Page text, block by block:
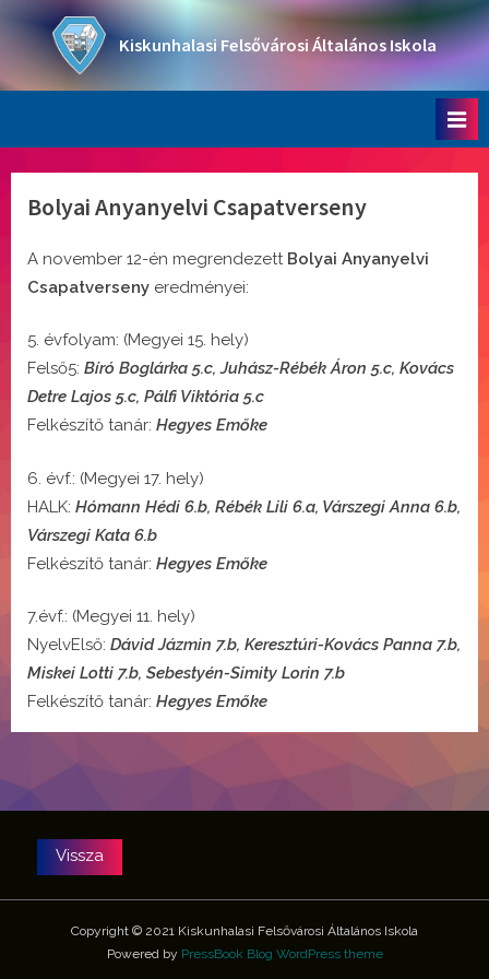
content
Kiskunhalasi Felsővárosi Általános Iskola
Bolyai Anyanyelvi Csapatverseny
A november 12-én megrendezett Bolyai Anyanyelvi
Csapatverseny eredményei:
évfolyam: (Megyei 15. hely)
Felső5: Bíró Boglárka 5.c, Juhász-Rébék Áron 5.c, Kovács
Detre Lajos 5.c, Pálfi Viktória 5.c
Felkészítő tanár: Hegyes Emőke
évf.: (Megyei 17. hely)
HALK: Hómann Hédi 6.b, Rébék Lili 6.a, Várszegi Anna 6.b,
Várszegi Kata 6.b
Felkészítő tanár: Hegyes Emőke
7.évf.: (Megyei 11. hely)
NyelvElső: Dávid Jázmin 7.b, Keresztúri-Kovács Panna 7.b,
Miskei Lotti 7.b, Sebestyén-Simity Lorin 7.b
Felkészítő tanár: Hegyes Emőke
Copyright © 2021 Kiskunhalasi Felsővárosi Általános Iskola
Powered by PressBook Blog WordPress theme